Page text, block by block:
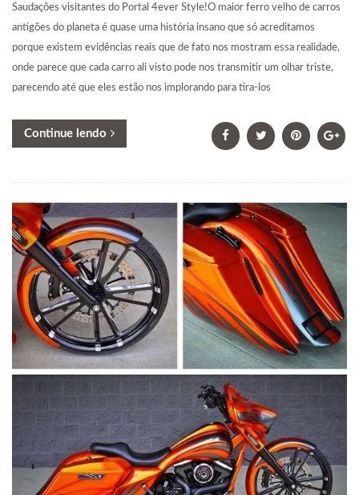
Saudações visitantes do Portal 4ever Style!O maior ferro velho de carros
antigões do planeta é quase uma história insano que só acreditamos
porque existem evidências reais que de fato nos mostram essa realidade,
onde parece que cada carro ali visto pode nos transmitir um olhar triste,
parecendo até que eles estão nos implorando para tira-los
Continue lendo